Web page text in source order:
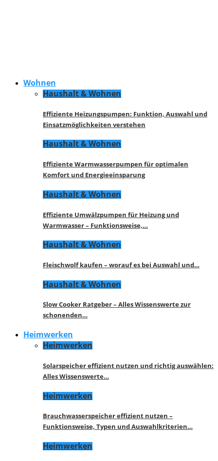
Wohnen
Haushalt & Wohnen
Effiziente Heizungspumpen: Funktion, Auswahl und
Einsatzmöglichkeiten verstehen
Haushalt & Wohnen
Effiziente Warmwasserpumpen für optimalen
Komfort und Energieeinsparung
Haushalt & Wohnen
Effiziente Umwälzpumpen für Heizung und
Warmwasser – Funktionsweise,…
Haushalt & Wohnen
Fleischwolf kaufen – worauf es bei Auswahl und…
Haushalt & Wohnen
Slow Cooker Ratgeber – Alles Wissenswerte zur
schonenden…
Heimwerken
Heimwerken
Solarspeicher effizient nutzen und richtig auswählen:
Alles Wissenswerte…
Heimwerken
Brauchwasserspeicher effizient nutzen –
Funktionsweise, Typen und Auswahlkriterien…
Heimwerken